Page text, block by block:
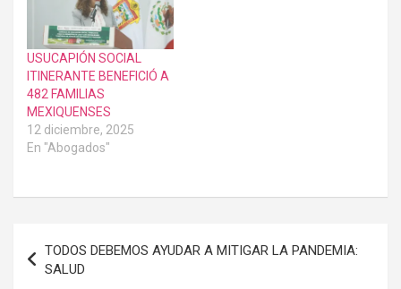
USUCAPIÓN SOCIAL
ITINERANTE BENEFICIÓ A
482 FAMILIAS
MEXIQUENSES
12 diciembre, 2025
En "Abogados"
de
TODOS DEBEMOS AYUDAR A MITIGAR LA PANDEMIA:
SALUD